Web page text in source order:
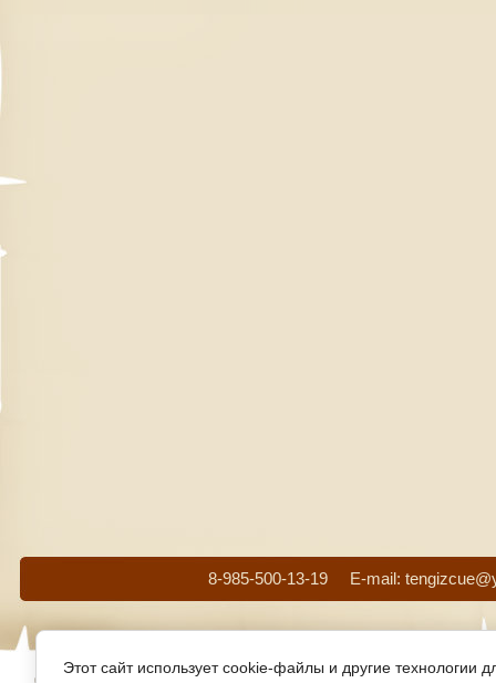
8-985-500-13-19 E-mail:
Этот сайт использует cookie-файлы и другие технологии